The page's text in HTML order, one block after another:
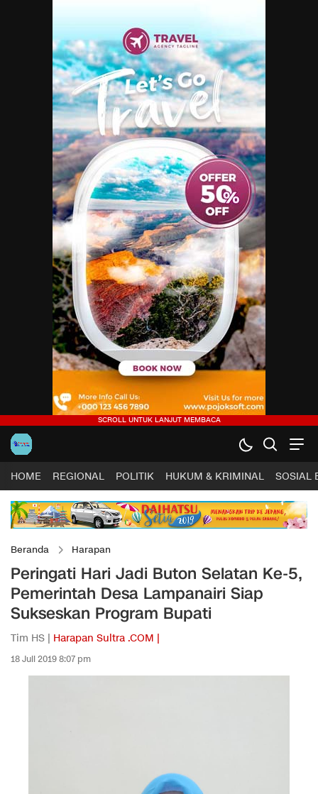
HOME REGIONAL POLITIK HUKUM & KRIMINAL SOSIAL
Beranda Harapan
Peringati Hari Jadi Buton Selatan Ke-5,
Pemerintah Desa Lampanairi Siap
Sukseskan Program Bupati
Tim HS | Harapan Sultra .COM |
18 Juli 2019 8:07 pm